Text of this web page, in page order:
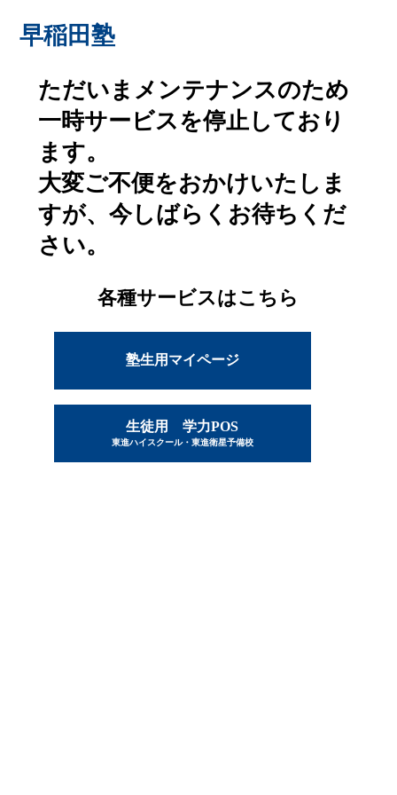
早稲田塾
ただいまメンテナンスのため
一時サービスを停止しており
ます。
大変ご不便をおかけいたしま
すが、今しばらくお待ちくだ
さい。
各種サービスはこちら
塾生用マイページ
生徒用 学力POS
東進ハイスクール・東進衛星予備校